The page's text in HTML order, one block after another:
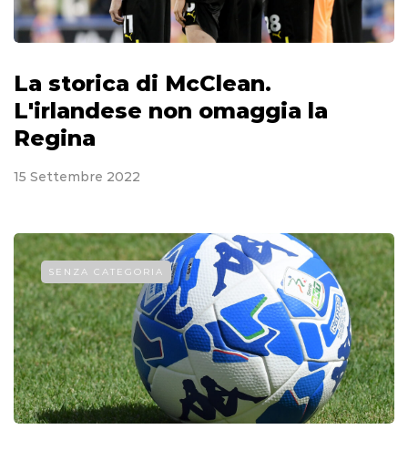
La storica di McClean.
L'irlandese non omaggia la
Regina
15 Settembre 2022
SENZA CATEGORIA